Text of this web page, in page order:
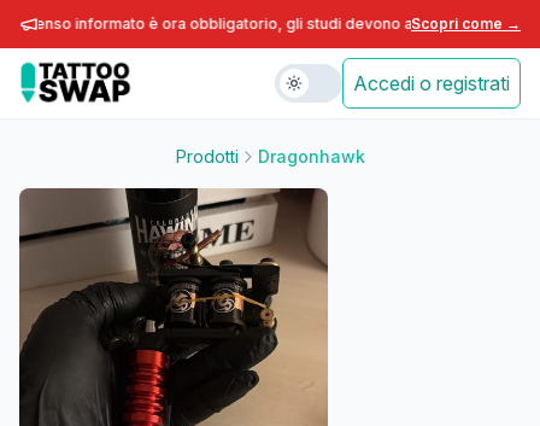
informato è ora obbligatorio, gli studi devono adeguarsi entro fine
Scopri come →
Accedi o registrati
Prodotti Dragonhawk